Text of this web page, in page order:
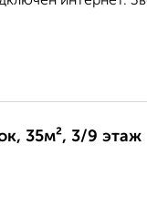
35м², 3/9 этаж